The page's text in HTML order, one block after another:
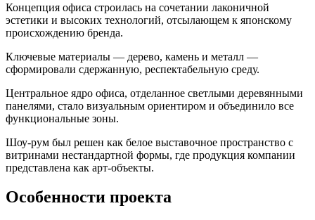
Концепция офиса строилась на сочетании лаконичной
эстетики и высоких технологий, отсылающем к японскому
происхождению бренда.
Ключевые материалы — дерево, камень и металл —
сформировали сдержанную, респектабельную среду.
Центральное ядро офиса, отделанное светлыми деревянными
панелями, стало визуальным ориентиром и объединило все
функциональные зоны.
Шоу-рум был решен как белое выставочное пространство с
витринами нестандартной формы, где продукция компании
представлена как арт-объекты.
Особенности проекта